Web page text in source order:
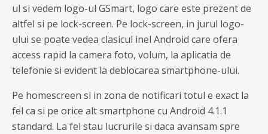
ul si vedem logo-ul GSmart, logo care este prezent de
altfel si pe lock-screen. Pe lock-screen, in jurul logo-
ului se poate vedea clasicul inel Android care ofera
access rapid la camera foto, volum, la aplicatia de
telefonie si evident la deblocarea smartphone-ului.
Pe homescreen si in zona de notificari totul e exact la
fel ca si pe orice alt smartphone cu Android 4.1.1
standard. La fel stau lucrurile si daca avansam spre